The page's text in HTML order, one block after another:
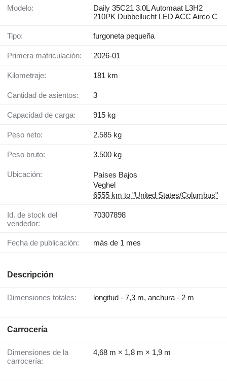
Modelo:
Daily 35C21 3.0L Automaat L3H2
210PK Dubbellucht LED ACC Airco C
Tipo: furgoneta pequeña
Primera matriculación: 2026-01
Kilometraje: 181 km
Cantidad de asientos: 3
Capacidad de carga: 915 kg
Peso neto: 2.585 kg
Peso bruto: 3.500 kg
Ubicación:
Países Bajos
Veghel
6555 km to "United States/Columbus"
Id. de stock del
vendedor:
70307898
Fecha de publicación: más de 1 mes
Descripción
Dimensiones totales: longitud - 7,3 m, anchura - 2 m
Carrocería
Dimensiones de la
carrocería:
4,68 m × 1,8 m × 1,9 m